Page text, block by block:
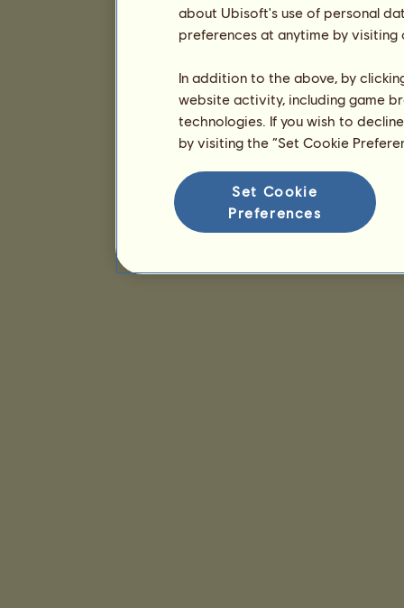
about Ubisoft's use of personal
preferences at anytime by
In addition to the above, by
website activity, including game
technologies. If you wish to
by visiting the “Set Cookie
Set Cookie
Preferences